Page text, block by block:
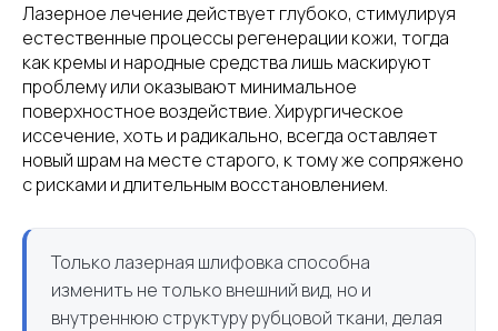
Лазерное лечение действует глубоко, стимулируя
естественные процессы регенерации кожи, тогда
как кремы и народные средства лишь маскируют
проблему или оказывают минимальное
поверхностное воздействие. Хирургическое
иссечение, хоть и радикально, всегда оставляет
новый шрам на месте старого, к тому же сопряжено
с рисками и длительным восстановлением.
Только лазерная шлифовка способна
изменить не только внешний вид, но и
внутреннюю структуру рубцовой ткани, делая